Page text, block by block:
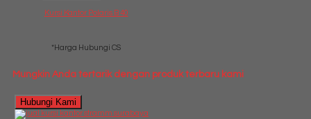
Kursi Kantor Polaris B 40
*Harga Hubungi CS
Mungkin Anda tertarik dengan produk terbaru kami
Hubungi Kami